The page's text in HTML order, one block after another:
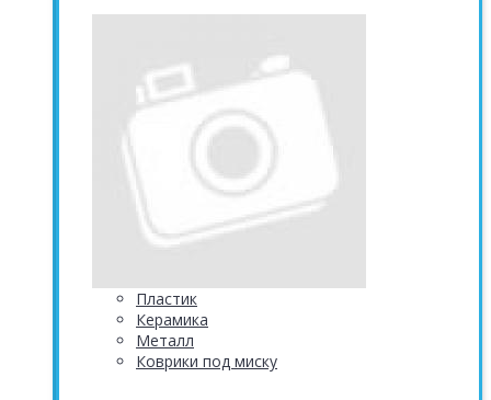
Пластик
Керамика
Металл
Коврики под миску